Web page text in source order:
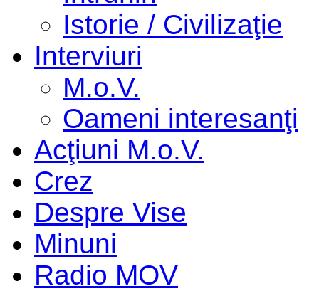
Istorie / Civilizaţie
Interviuri
M.o.V.
Oameni interesanţi
Acţiuni M.o.V.
Crez
Despre Vise
Minuni
Radio MOV